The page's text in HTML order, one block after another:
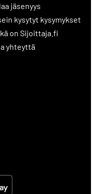
jäsenyys
kysytyt kysymykset
on Sijoittaja.fi
yhteyttä